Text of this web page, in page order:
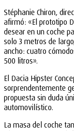
Stéphanie Chiron,
afirmó: «El prototipo
desear en un coche
solo 3 metros de
ancho: cuatro
500 litros».
El Dacia Hipster
sorprendentemente
propuesta sin duda
automovilístico.
La masa del coche